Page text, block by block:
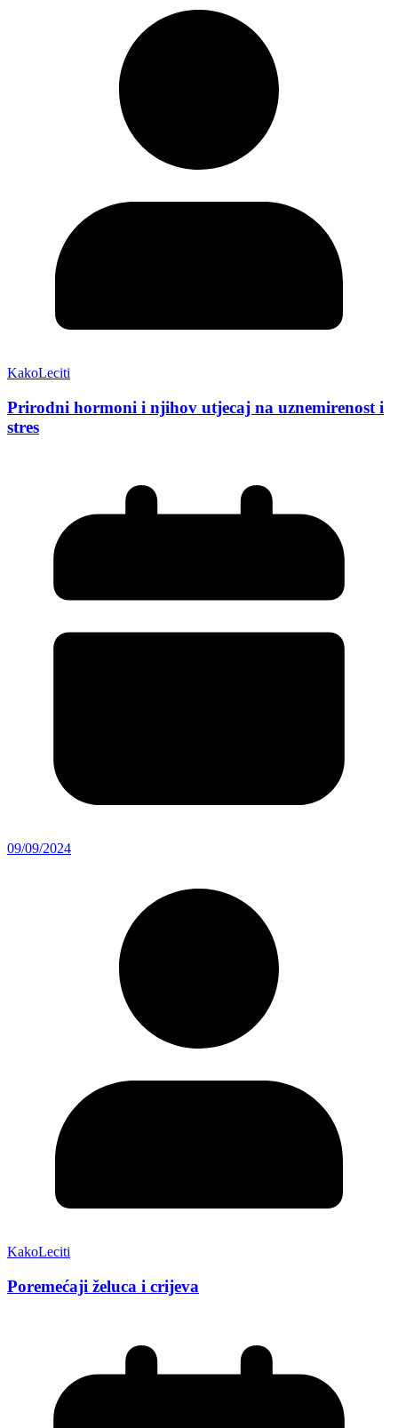
KakoLeciti
Prirodni hormoni i njihov utjecaj na uznemirenost i
stres
09/09/2024
KakoLeciti
Poremećaji želuca i crijeva